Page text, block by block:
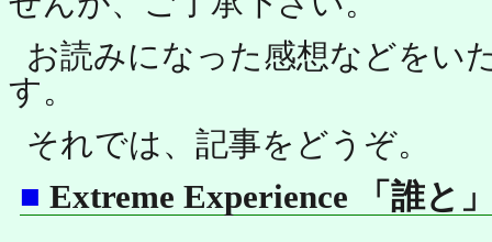
お読みになった感想などをい
す。
それでは、記事をどうぞ。
■ Extreme Experience 「誰と